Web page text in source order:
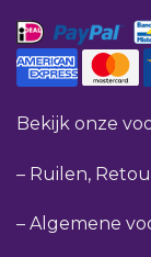
Bekijk onze
– Ruilen,
– Algemene